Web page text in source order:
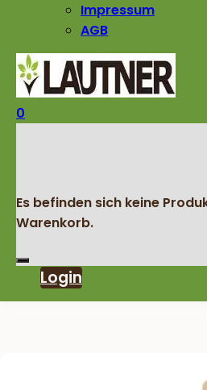
Impressum
AGB
0
Es befinden sich keine
Warenkorb.
Login